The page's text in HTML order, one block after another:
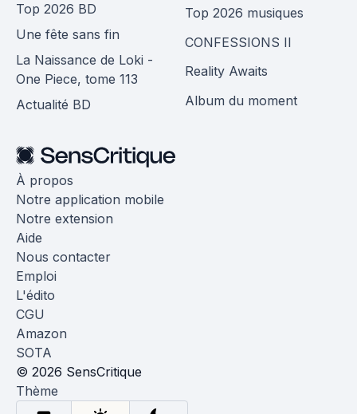
Top 2026 BD
Une fête sans fin
La Naissance de Loki -
One Piece, tome 113
Actualité BD
Top 2026 musiques
CONFESSIONS II
Reality Awaits
Album du moment
À propos
Notre application mobile
Notre extension
Aide
Nous contacter
Emploi
L'édito
CGU
Amazon
SOTA
© 2026 SensCritique
Thème